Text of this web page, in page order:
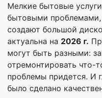
Мелкие бытовые
бытовыми проблемами,
создают большой
актуальна на 2026 г.
могут быть разными:
отремонтировать что-
проблемы придется. И
было сделано